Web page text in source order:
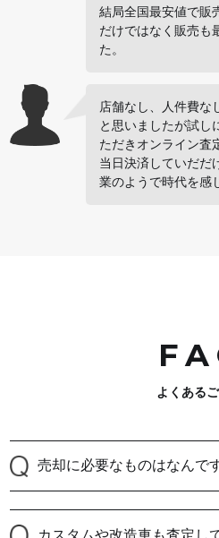
結局全国最安値で販
だけではなく販売も
た。
店舗なし、人件費な
と思いましたが試し
ただきオンライン査
当日決済していだだ
業のようで時代を感
FA
よくある
売却に必要なものはなんで
カスタムや改造車も査定し